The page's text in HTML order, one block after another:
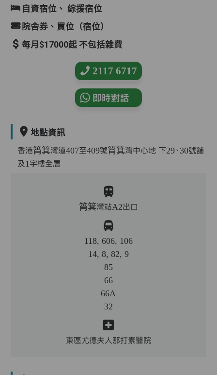
自資宿位、綜援宿位
院舍券、買位（宿位）
每月$17000起 不包括雜費
2117 6717
即時對話
地點資訊
香港筲箕灣道407至409號筲箕灣中心地 下29、30號舖
及1字樓全層
筲箕灣站A2出口
118, 606, 106
14, 8, 82, 9
85
66
66A
32
東區尤德夫人那打素醫院